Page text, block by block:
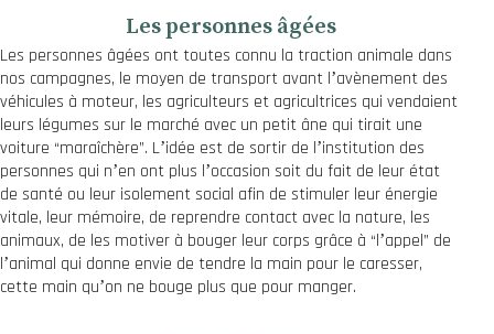
Les personnes âgées
Les personnes âgées ont toutes connu la traction animale dans
nos campagnes, le moyen de transport avant lʼavènement des
véhicules à moteur, les agriculteurs et agricultrices qui vendaient
leurs légumes sur le marché avec un petit âne qui tirait une
voiture “maraîchère”. Lʼidée est de sortir de lʼinstitution des
personnes qui nʼen ont plus lʼoccasion soit du fait de leur état
de santé ou leur isolement social afin de stimuler leur énergie
vitale, leur mémoire, de reprendre contact avec la nature, les
animaux, de les motiver à bouger leur corps grâce à “lʼappel” de
lʼanimal qui donne envie de tendre la main pour le caresser,
cette main quʼon ne bouge plus que pour manger.